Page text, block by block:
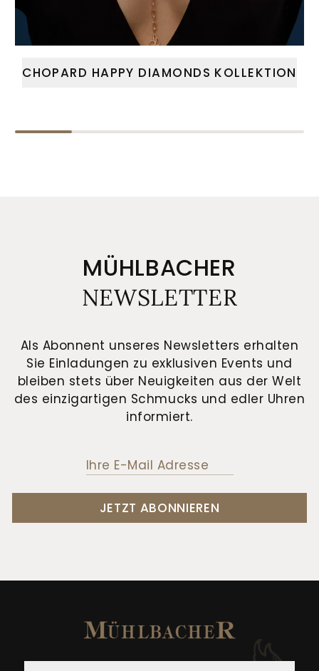
CHOPARD HAPPY DIAMONDS KOLLEKTION
MÜHLBACHER
NEWSLETTER
Als Abonnent unseres Newsletters erhalten
Sie Einladungen zu exklusiven Events und
bleiben stets über Neuigkeiten aus der Welt
des einzigartigen Schmucks und edler Uhren
informiert.
JETZT ABONNIEREN